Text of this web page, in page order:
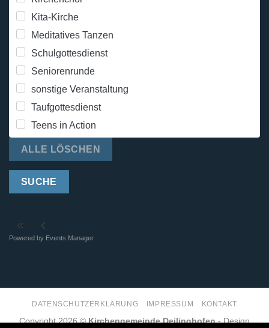
Kita-Kirche
Meditatives Tanzen
Schulgottesdienst
Seniorenrunde
sonstige Veranstaltung
Taufgottesdienst
Teens in Action
ALLE LÖSCHEN
SUCHE
Powered by Events Manager
DATENSCHUTZERKLÄRUNG IMPRESSUM KONTAKT
Copyright 2026 ©Kirchengemeinde Deilinghofen- Design